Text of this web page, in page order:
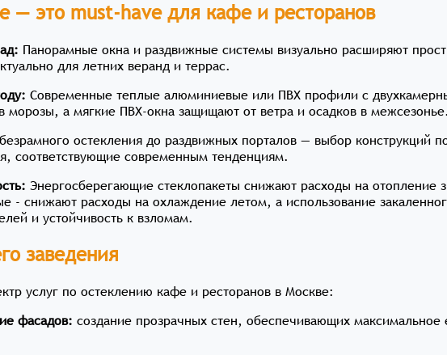
— это must-have для кафе и ресторанов
Панорамные окна и раздвижные системы визуально расширяют
для летних веранд и террас.
Современные теплые алюминиевые или ПВХ профили с
морозы, а мягкие ПВХ-окна защищают от ветра и осадков в
остекления до раздвижных порталов — выбор конструкций
соответствующие современным тенденциям.
Энергосберегающие стеклопакеты снижают расходы на отопление
- снижают расходы на охлаждение летом, а использование
и устойчивость к взломам.
заведения
услуг по остеклению кафе и ресторанов в Москве:
фасадов: создание прозрачных стен, обеспечивающих максимальное